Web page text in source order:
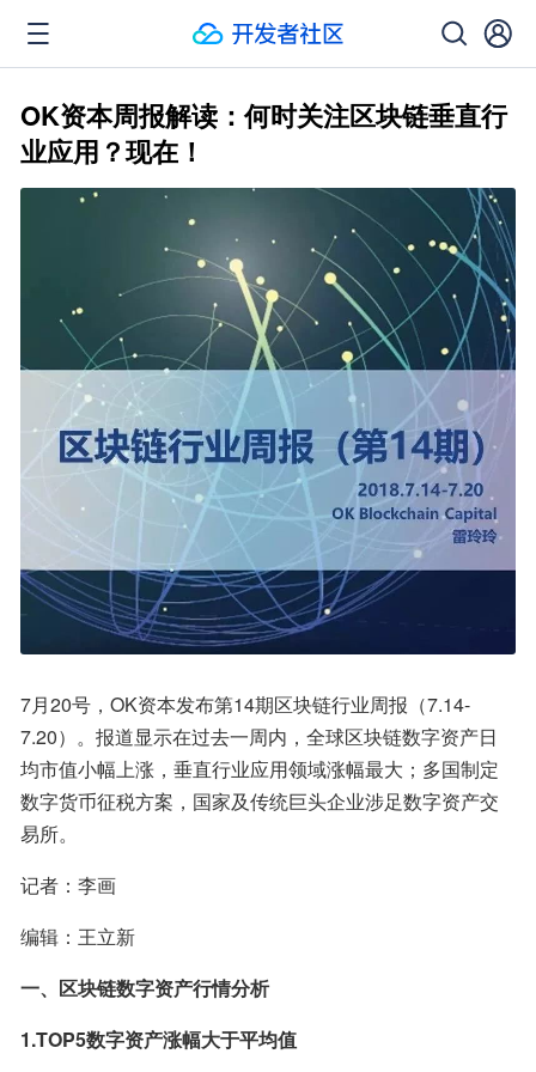
OK资本周报解读：何时关注区块链垂直行
业应用？现在！
7月20号，OK资本发布第14期区块链行业周报（7.14-
7.20）。报道显示在过去一周内，全球区块链数字资产日
均市值小幅上涨，垂直行业应用领域涨幅最大；多国制定
数字货币征税方案，国家及传统巨头企业涉足数字资产交
易所。
记者：李画
编辑：王立新
一、区块链数字资产行情分析
1.TOP5数字资产涨幅大于平均值